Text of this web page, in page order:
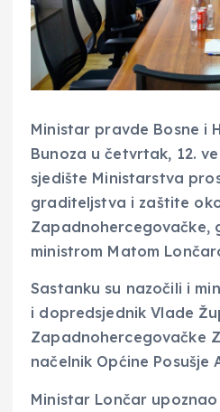
Ministar pravde Bosne i
Bunoza u četvrtak, 12.
sjedište Ministarstva
graditeljstva i zaštite
Zapadnohercegovačke,
ministrom Matom
Sastanku su nazočili i
i dopredsjednik Vlade
Zapadnohercegovačke
načelnik Općine Posušje
Ministar Lončar